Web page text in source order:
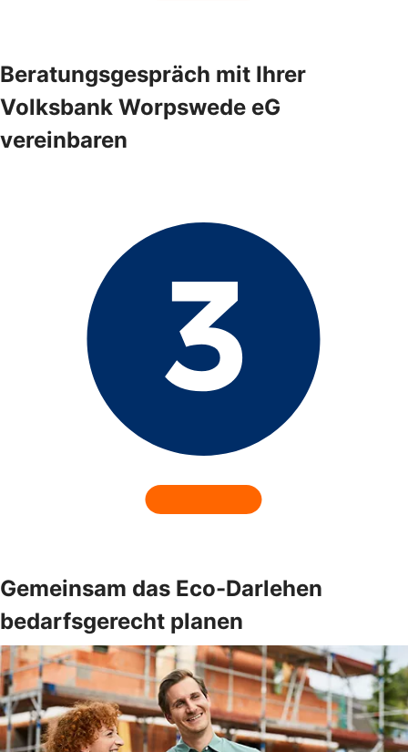
Beratungsgespräch mit Ihrer
Volksbank Worpswede eG
vereinbaren
Gemeinsam das Eco-Darlehen
bedarfsgerecht planen